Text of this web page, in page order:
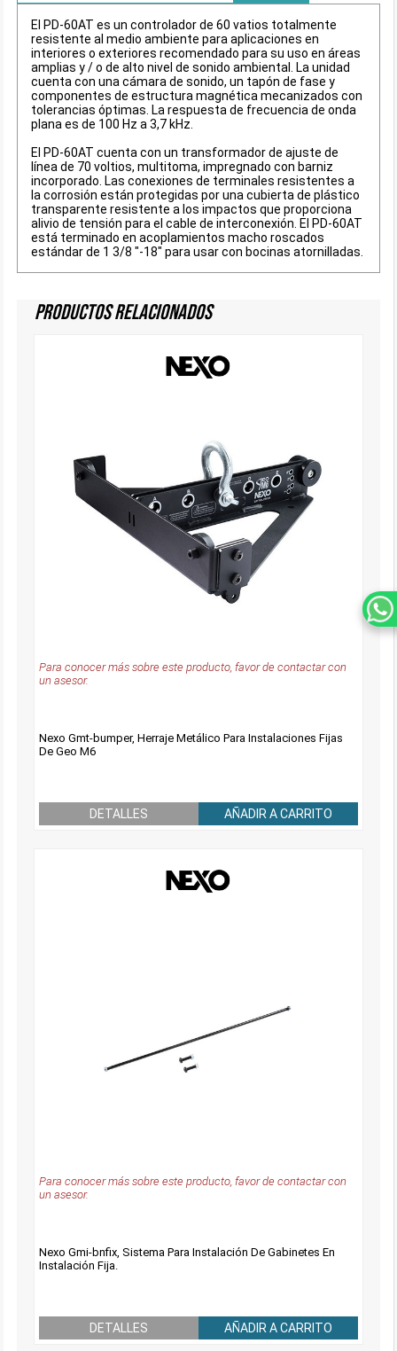
El PD-60AT es un controlador de 60 vatios totalmente
resistente al medio ambiente para aplicaciones en
interiores o exteriores recomendado para su uso en áreas
amplias y / o de alto nivel de sonido ambiental. La unidad
cuenta con una cámara de sonido, un tapón de fase y
componentes de estructura magnética mecanizados con
tolerancias óptimas. La respuesta de frecuencia de onda
plana es de 100 Hz a 3,7 kHz.
El PD-60AT cuenta con un transformador de ajuste de
línea de 70 voltios, multitoma, impregnado con barniz
incorporado. Las conexiones de terminales resistentes a
la corrosión están protegidas por una cubierta de plástico
transparente resistente a los impactos que proporciona
alivio de tensión para el cable de interconexión. El PD-60AT
está terminado en acoplamientos macho roscados
estándar de 1 3/8 "-18" para usar con bocinas atornilladas.
Productos Relacionados
Para conocer más sobre este producto, favor de contactar con
un asesor.
Nexo Gmt-bumper, Herraje Metálico Para Instalaciones Fijas
De Geo M6
DETALLES AÑADIR A CARRITO
Para conocer más sobre este producto, favor de contactar con
un asesor.
Nexo Gmi-bnfix, Sistema Para Instalación De Gabinetes En
Instalación Fija.
DETALLES AÑADIR A CARRITO